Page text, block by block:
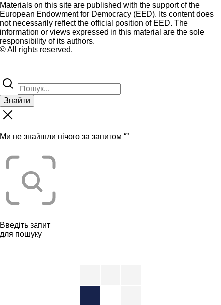
Materials on this site are published with the support of the
European Endowment for Democracy (EED). Its content does
not necessarily reflect the official position of EED. The
information or views expressed in this material are the sole
responsibility of its authors.
© All rights reserved.
Знайти
Ми не знайшли нічого за запитом “”
Введіть запит
для пошуку